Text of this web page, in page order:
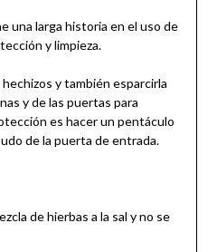
una larga historia en el uso de
y limpieza.
y también esparcirla
y de las puertas para
es hacer un pentáculo
de la puerta de entrada.
de hierbas a la sal y no se